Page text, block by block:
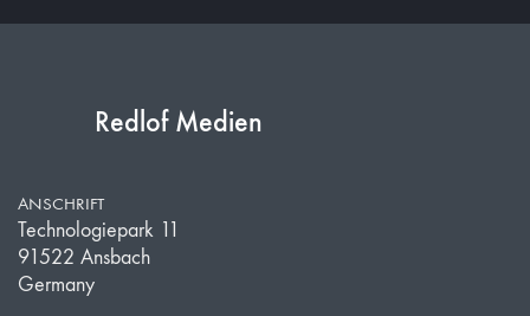
Redlof Medien
ANSCHRIFT
Technologiepark 11
91522 Ansbach
Germany